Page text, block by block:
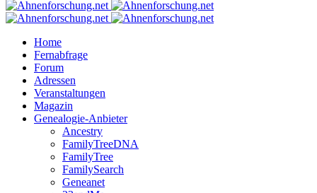
Home
Fernabfrage
Forum
Adressen
Veranstaltungen
Magazin
Genealogie-Anbieter
Ancestry
FamilyTreeDNA
FamilyTree
FamilySearch
Geneanet